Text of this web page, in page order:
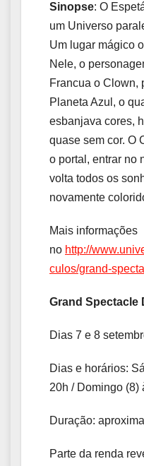
Sinopse: O
um Universo
Um lugar mágico
Nele, o
Francua o Clown,
Planeta Azul, o
esbanjava cores,
quase sem cor. O
o portal, entrar no
volta todos os
novamente
Mais informações
no http://
culos/grand-
Grand Spectacle
Dias 7 e 8
Dias e horários:
20h / Domingo (8)
Duração:
Parte da renda